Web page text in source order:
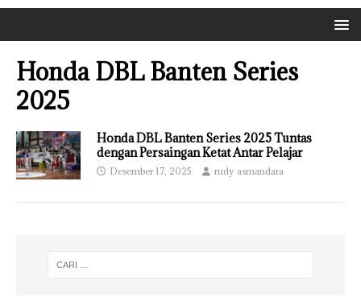
Honda DBL Banten Series
2025
Honda DBL Banten Series 2025 Tuntas
dengan Persaingan Ketat Antar Pelajar
Desember 17, 2025 rudy asmandara